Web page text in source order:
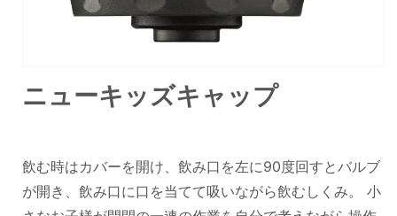
ニューキッズキャップ
飲む時はカバーを開け、飲み口を左に90度回すとバルブ
が開き、飲み口に口を当てて吸いながら飲むしくみ。 小